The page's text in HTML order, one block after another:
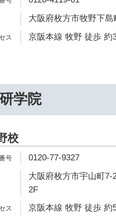
大阪府枚方市牧野下
京阪本線 牧野 徒歩 約
学院
校
0120-77-9327
大阪府枚方市宇山町7-
2F
京阪本線 牧野 徒歩 約